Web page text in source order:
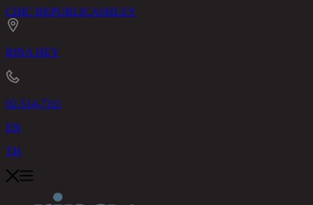
CHIC REPUBLICASHLEY
RINA HEY
02-514-7111
EN
TH